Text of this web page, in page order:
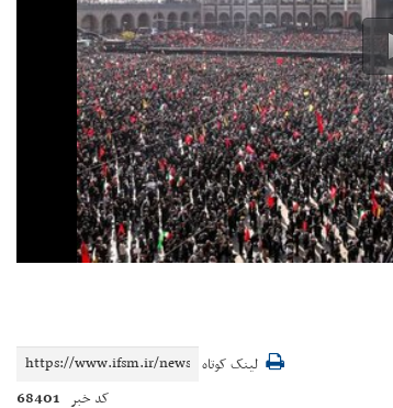
لینک کوتاه
کد خبر 68401